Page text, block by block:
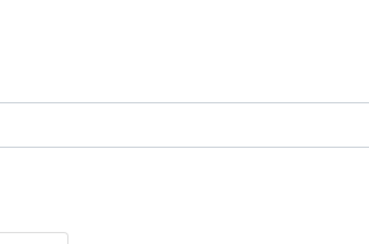
- Eventi